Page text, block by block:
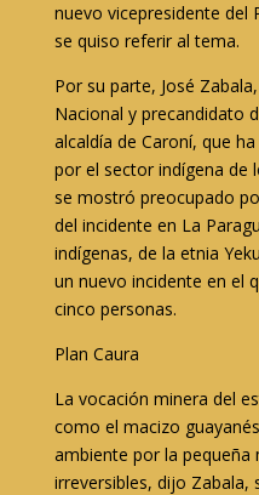
nuevo vicepresidente del
se quiso referir al tema.
Por su parte, José
Nacional y precandidato
alcaldía de Caroní, que
por el sector indígena de
se mostró preocupado
del incidente en La
indígenas, de la etnia
un nuevo incidente en el
cinco personas.
Plan Caura
La vocación minera del
como el macizo
ambiente por la pequeña
irreversibles, dijo Zabala,